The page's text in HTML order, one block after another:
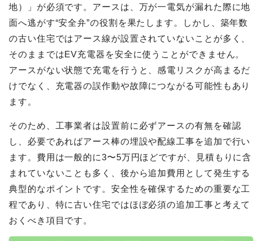
地）」が必須です。アースは、万が一電気が漏れた際に地
面へ逃がす“安全弁”の役割を果たします。しかし、築年数
の古い住宅ではアース線が設置されていないことが多く、
そのままではEV充電器を安全に使うことができません。
アースがない状態で充電を行うと、感電リスクが高まるだ
けでなく、充電器の誤作動や故障につながる可能性もあり
ます。
そのため、工事業者は設置前に必ずアースの有無を確認
し、必要であればアース棒の埋設や配線工事を追加で行い
ます。費用は一般的に3〜5万円ほどですが、見積もりに含
まれていないことも多く、後から追加費用として発生する
典型的なポイントです。安全性を確保するための重要な工
程であり、特に古い住宅ではほぼ必須の追加工事と考えて
おくべき項目です。